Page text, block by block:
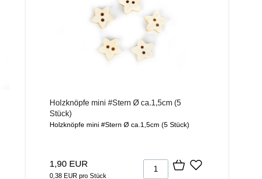
Holzknöpfe mini #Stern Ø ca.1,5cm (5
Stück)
Holzknöpfe mini #Stern Ø ca.1,5cm (5 Stück)
1,90 EUR
0,38 EUR pro Stück